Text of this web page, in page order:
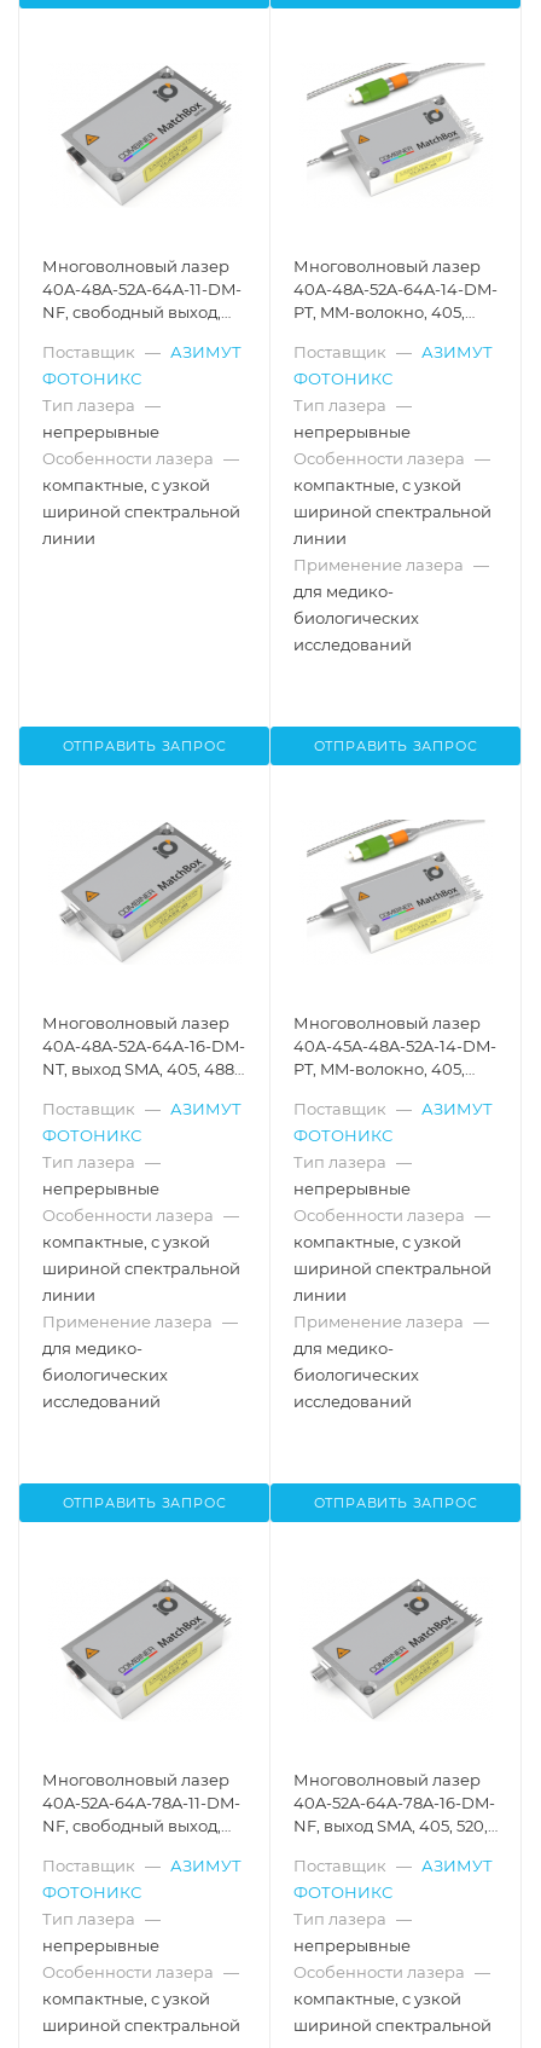
Многоволновый лазер
40A-48A-52A-64A-11-DM-
NF, свободный выход,
Поставщик — АЗИМУТ
ФОТОНИКС
Тип лазера —
непрерывные
Особенности лазера —
компактные, с узкой
шириной спектральной
линии
ОТПРАВИТЬ ЗАПРОС
Многоволновый лазер
40A-48A-52A-64A-14-DM-
PT, MM-волокно, 405,
Поставщик — АЗИМУТ
ФОТОНИКС
Тип лазера —
непрерывные
Особенности лазера —
компактные, с узкой
шириной спектральной
линии
Применение лазера —
для медико-
биологических
исследований
ОТПРАВИТЬ ЗАПРОС
Многоволновый лазер
40A-48A-52A-64A-16-DM-
NT, выход SMA, 405, 488,
Поставщик — АЗИМУТ
ФОТОНИКС
Тип лазера —
непрерывные
Особенности лазера —
компактные, с узкой
шириной спектральной
линии
Применение лазера —
для медико-
биологических
исследований
ОТПРАВИТЬ ЗАПРОС
Многоволновый лазер
40A-45A-48A-52A-14-DM-
PT, MM-волокно, 405,
Поставщик — АЗИМУТ
ФОТОНИКС
Тип лазера —
непрерывные
Особенности лазера —
компактные, с узкой
шириной спектральной
линии
Применение лазера —
для медико-
биологических
исследований
ОТПРАВИТЬ ЗАПРОС
Многоволновый лазер
40A-52A-64A-78A-11-DM-
NF, свободный выход,
Поставщик — АЗИМУТ
ФОТОНИКС
Тип лазера —
непрерывные
Особенности лазера —
компактные, с узкой
шириной спектральной
Многоволновый лазер
40A-52A-64A-78A-16-DM-
NF, выход SMA, 405, 520,
Поставщик — АЗИМУТ
ФОТОНИКС
Тип лазера —
непрерывные
Особенности лазера —
компактные, с узкой
шириной спектральной